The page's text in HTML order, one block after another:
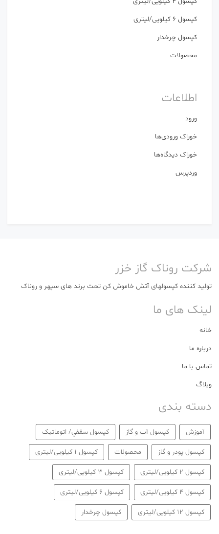
کپسول 6 کیلویی/لیتری
کپسول چرخدار
محصولات
اطلاعات
ورود
خوراک ورودی‌ها
خوراک دیدگاه‌ها
وردپرس
شرکت روناک گاز خزر
تولید کننده کپسولهای آتش خاموش کن تحت برند های سپهر و روناک
لینک های ما
خانه
درباره ما
تماس با ما
وبلاگ
دسته بندی
آموزش كپسول آب و گاز كپسول سقفي/ اتوماتیک
كپسول پودر و گاز محصولات کپسول 1 کیلویی/لیتری
کپسول 2 کیلویی/لیتری کپسول 3 کیلویی/لیتری
کپسول 4 کیلویی/لیتری کپسول 6 کیلویی/لیتری
کپسول 12 کیلویی/لیتری کپسول چرخدار